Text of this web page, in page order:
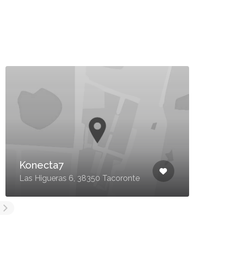
Konecta7
Las Higueras 6, 38350 Tacoronte